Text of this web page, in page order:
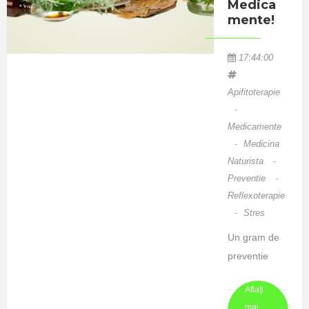
alergiile
fructele de
sezon (de ex
capsunile). O
incidenta
crescanda o
are si alergia
la
soare, ceea
ce reprezinta
Medica
Mente!
17:44:00
Apifitoterapie
-
Medicamente
- Medicina
Naturista
-
Preventie
-
Reflexoterapie
- Stres
Un gram de
preventie
mai mult
Aflați
mai